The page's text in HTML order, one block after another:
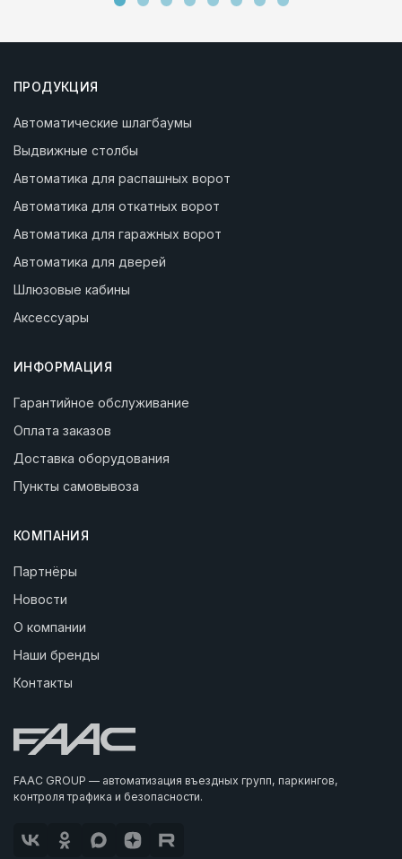
ПРОДУКЦИЯ
Автоматические шлагбаумы
Выдвижные столбы
Автоматика для распашных ворот
Автоматика для откатных ворот
Автоматика для гаражных ворот
Автоматика для дверей
Шлюзовые кабины
Аксессуары
ИНФОРМАЦИЯ
Гарантийное обслуживание
Оплата заказов
Доставка оборудования
Пункты самовывоза
КОМПАНИЯ
Партнёры
Новости
О компании
Наши бренды
Контакты
FAAC GROUP — автоматизация въездных групп, паркингов,
контроля трафика и безопасности.